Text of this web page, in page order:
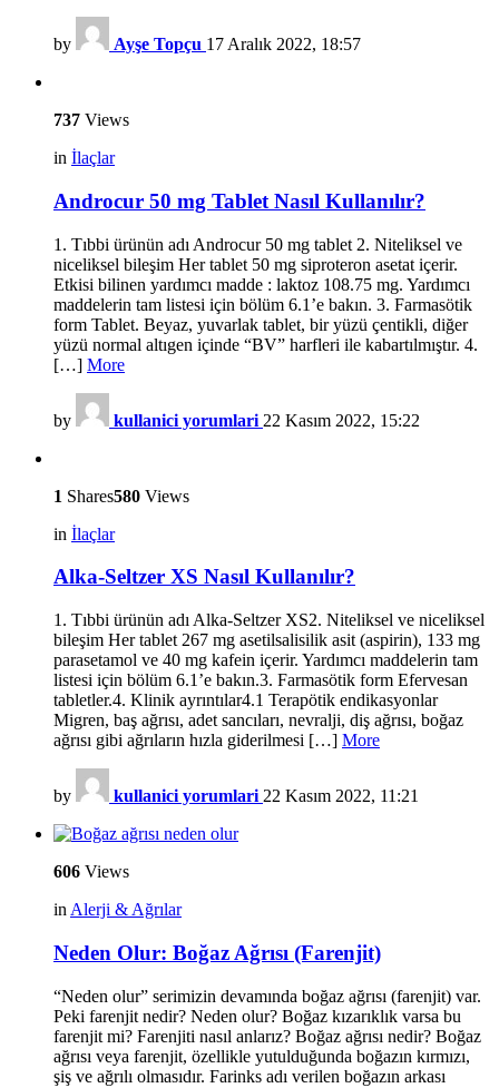
by Ayşe Topçu 17 Aralık 2022, 18:57
737 Views
in İlaçlar
Androcur 50 mg Tablet Nasıl Kullanılır?
1. Tıbbi ürünün adı Androcur 50 mg tablet 2. Niteliksel ve
niceliksel bileşim Her tablet 50 mg siproteron asetat içerir.
Etkisi bilinen yardımcı madde : laktoz 108.75 mg. Yardımcı
maddelerin tam listesi için bölüm 6.1’e bakın. 3. Farmasötik
form Tablet. Beyaz, yuvarlak tablet, bir yüzü çentikli, diğer
yüzü normal altıgen içinde “BV” harfleri ile kabartılmıştır. 4.
[…] More
by kullanici yorumlari 22 Kasım 2022, 15:22
1 Shares580 Views
in İlaçlar
Alka-Seltzer XS Nasıl Kullanılır?
1. Tıbbi ürünün adı Alka-Seltzer XS2. Niteliksel ve niceliksel
bileşim Her tablet 267 mg asetilsalisilik asit (aspirin), 133 mg
parasetamol ve 40 mg kafein içerir. Yardımcı maddelerin tam
listesi için bölüm 6.1’e bakın.3. Farmasötik form Efervesan
tabletler.4. Klinik ayrıntılar4.1 Terapötik endikasyonlar
Migren, baş ağrısı, adet sancıları, nevralji, diş ağrısı, boğaz
ağrısı gibi ağrıların hızla giderilmesi […] More
by kullanici yorumlari 22 Kasım 2022, 11:21
606 Views
in Alerji & Ağrılar
Neden Olur: Boğaz Ağrısı (Farenjit)
“Neden olur” serimizin devamında boğaz ağrısı (farenjit) var.
Peki farenjit nedir? Neden olur? Boğaz kızarıklık varsa bu
farenjit mi? Farenjiti nasıl anlarız? Boğaz ağrısı nedir? Boğaz
ağrısı veya farenjit, özellikle yutulduğunda boğazın kırmızı,
şiş ve ağrılı olmasıdır. Farinks adı verilen boğazın arkası